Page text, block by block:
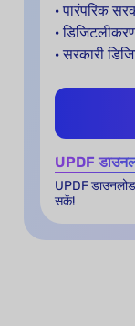
· पारंपरिक
·
· सरकारी
UPDF
UPDF
सकें!